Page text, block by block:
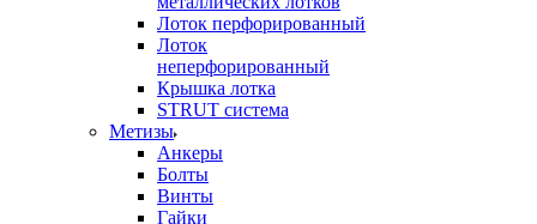
Лоток перфорированный
Лоток
неперфорированный
Крышка лотка
STRUT система
Метизы
Анкеры
Болты
Винты
Гайки